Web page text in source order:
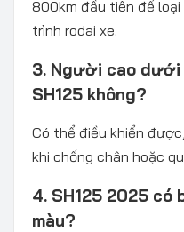
800km đầu tiên để
trình rodai xe.
3. Người cao
SH125 không?
Có thể điều khiển
khi chống chân hoặc
4. SH125 2025 có
màu?